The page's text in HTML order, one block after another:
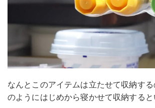
なんとこのアイテムは立たせて収納す
のようにはじめから寝かせて収納すると